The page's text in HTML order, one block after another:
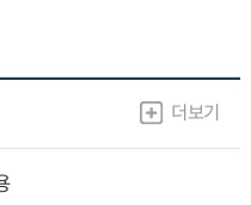
더보기